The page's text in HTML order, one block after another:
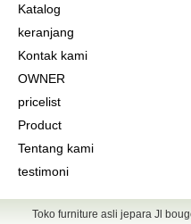
Katalog
keranjang
Kontak kami
OWNER
pricelist
Product
Tentang kami
testimoni
Toko furniture asli jepara Jl